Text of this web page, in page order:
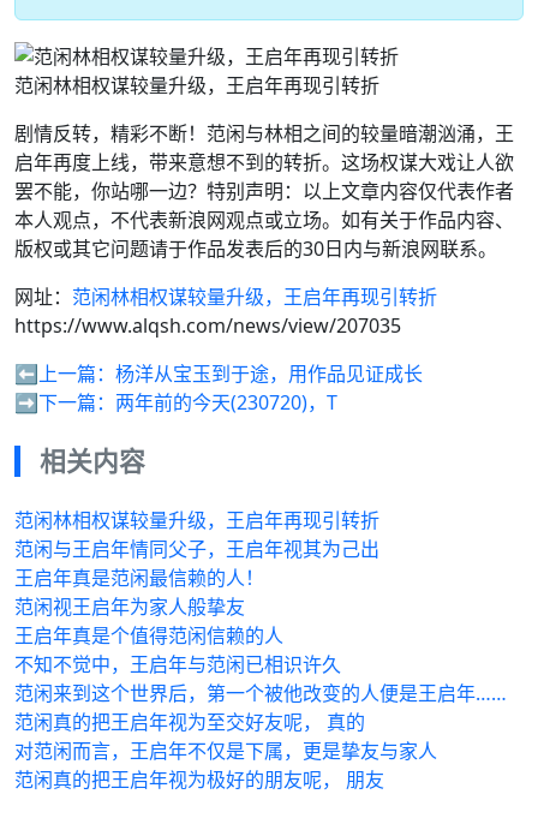
范闲林相权谋较量升级，王启年再现引转折
剧情反转，精彩不断！范闲与林相之间的较量暗潮汹涌，王
启年再度上线，带来意想不到的转折。这场权谋大戏让人欲
罢不能，你站哪一边？特别声明：以上文章内容仅代表作者
本人观点，不代表新浪网观点或立场。如有关于作品内容、
版权或其它问题请于作品发表后的30日内与新浪网联系。
网址： 范闲林相权谋较量升级，王启年再现引转折
https://www.alqsh.com/news/view/207035
⬅️上一篇： 杨洋从宝玉到于途，用作品见证成长
➡️下一篇： 两年前的今天(230720)，T
相关内容
范闲林相权谋较量升级，王启年再现引转折
范闲与王启年情同父子，王启年视其为己出
王启年真是范闲最信赖的人！
范闲视王启年为家人般挚友
王启年真是个值得范闲信赖的人
不知不觉中，王启年与范闲已相识许久
范闲来到这个世界后，第一个被他改变的人便是王启年……
范闲真的把王启年视为至交好友呢， 真的
对范闲而言，王启年不仅是下属，更是挚友与家人
范闲真的把王启年视为极好的朋友呢， 朋友